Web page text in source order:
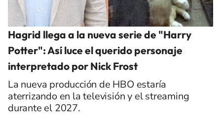
Hagrid llega a la nueva serie de "Harry
Potter": Así luce el querido personaje
interpretado por Nick Frost
La nueva producción de HBO estaría
aterrizando en la televisión y el streaming
durante el 2027.